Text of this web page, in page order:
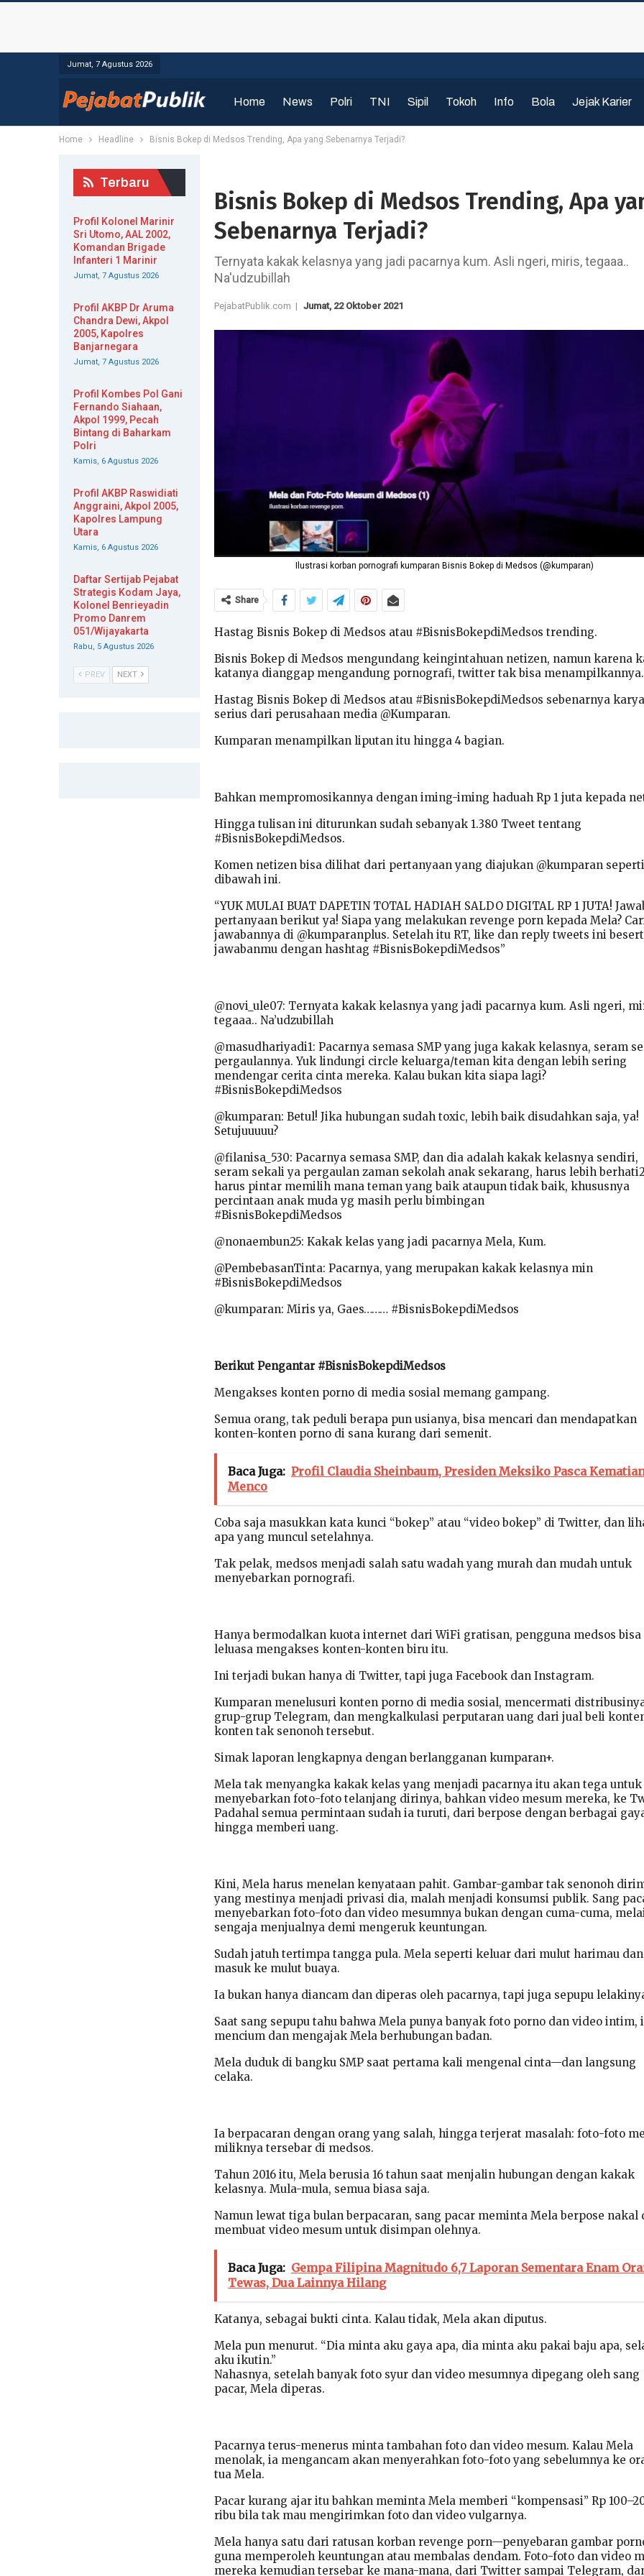
Jumat, 7 Agustus 2026
Home News Polri TNI Sipil Tokoh Info Bola Jejak Karier
Home Headline Bisnis Bokep di Medsos Trending, Apa yang Sebenarnya Terjadi?
Bisnis Bokep di Medsos Trending, Apa
Sebenarnya Terjadi?
Ternyata kakak kelasnya yang jadi pacarnya kum. Asli ngeri, miris, tegaaa..
Na'udzubillah
PejabatPublik.com | Jumat, 22 Oktober 2021
Ilustrasi korban pornografi kumparan Bisnis Bokep di Medsos (@kumparan)
Share
Hastag Bisnis Bokep di Medsos atau #BisnisBokepdiMedsos trending.
Bisnis Bokep di Medsos mengundang keingintahuan netizen, namun karena
katanya dianggap mengandung pornografi, twitter tak bisa menampilkannya.
Hastag Bisnis Bokep di Medsos atau #BisnisBokepdiMedsos sebenarnya karya
serius dari perusahaan media @Kumparan.
Kumparan menampilkan liputan itu hingga 4 bagian.
Bahkan mempromosikannya dengan iming-iming haduah Rp 1 juta kepada
Hingga tulisan ini diturunkan sudah sebanyak 1.380 Tweet tentang
#BisnisBokepdiMedsos.
Komen netizen bisa dilihat dari pertanyaan yang diajukan @kumparan seperti
dibawah ini.
“YUK MULAI BUAT DAPETIN TOTAL HADIAH SALDO DIGITAL RP 1 JUTA!
pertanyaan berikut ya! Siapa yang melakukan revenge porn kepada Mela?
jawabannya di @kumparanplus. Setelah itu RT, like dan reply tweets ini
jawabanmu dengan hashtag #BisnisBokepdiMedsos”
@novi_ule07: Ternyata kakak kelasnya yang jadi pacarnya kum. Asli ngeri,
tegaaa.. Na’udzubillah
@masudhariyadi1: Pacarnya semasa SMP yang juga kakak kelasnya, seram
pergaulannya. Yuk lindungi circle keluarga/teman kita dengan lebih sering
mendengar cerita cinta mereka. Kalau bukan kita siapa lagi?
#BisnisBokepdiMedsos
@kumparan: Betul! Jika hubungan sudah toxic, lebih baik disudahkan saja, ya!
Setujuuuuu?
@filanisa_530: Pacarnya semasa SMP, dan dia adalah kakak kelasnya sendiri,
seram sekali ya pergaulan zaman sekolah anak sekarang, harus lebih
harus pintar memilih mana teman yang baik ataupun tidak baik, khususnya
percintaan anak muda yg masih perlu bimbingan
#BisnisBokepdiMedsos
@nonaembun25: Kakak kelas yang jadi pacarnya Mela, Kum.
@PembebasanTinta: Pacarnya, yang merupakan kakak kelasnya min
#BisnisBokepdiMedsos
@kumparan: Miris ya, Gaes……… #BisnisBokepdiMedsos
Berikut Pengantar #BisnisBokepdiMedsos
Mengakses konten porno di media sosial memang gampang.
Semua orang, tak peduli berapa pun usianya, bisa mencari dan mendapatkan
konten-konten porno di sana kurang dari semenit.
Baca Juga: Profil Claudia Sheinbaum, Presiden Meksiko Pasca
Menco
Coba saja masukkan kata kunci “bokep” atau “video bokep” di Twitter, dan
apa yang muncul setelahnya.
Tak pelak, medsos menjadi salah satu wadah yang murah dan mudah untuk
menyebarkan pornografi.
Hanya bermodalkan kuota internet dari WiFi gratisan, pengguna medsos bisa
leluasa mengakses konten-konten biru itu.
Ini terjadi bukan hanya di Twitter, tapi juga Facebook dan Instagram.
Kumparan menelusuri konten porno di media sosial, mencermati
grup-grup Telegram, dan mengkalkulasi perputaran uang dari jual beli
konten tak senonoh tersebut.
Simak laporan lengkapnya dengan berlangganan kumparan+.
Mela tak menyangka kakak kelas yang menjadi pacarnya itu akan tega untuk
menyebarkan foto-foto telanjang dirinya, bahkan video mesum mereka, ke
Padahal semua permintaan sudah ia turuti, dari berpose dengan berbagai
hingga memberi uang.
Kini, Mela harus menelan kenyataan pahit. Gambar-gambar tak senonoh
yang mestinya menjadi privasi dia, malah menjadi konsumsi publik. Sang
menyebarkan foto-foto dan video mesumnya bukan dengan cuma-cuma,
sengaja menjualnya demi mengeruk keuntungan.
Sudah jatuh tertimpa tangga pula. Mela seperti keluar dari mulut harimau dan
masuk ke mulut buaya.
Ia bukan hanya diancam dan diperas oleh pacarnya, tapi juga sepupu
Saat sang sepupu tahu bahwa Mela punya banyak foto porno dan video intim,
mencium dan mengajak Mela berhubungan badan.
Mela duduk di bangku SMP saat pertama kali mengenal cinta—dan langsung
celaka.
Ia berpacaran dengan orang yang salah, hingga terjerat masalah: foto-foto
miliknya tersebar di medsos.
Tahun 2016 itu, Mela berusia 16 tahun saat menjalin hubungan dengan kakak
kelasnya. Mula-mula, semua biasa saja.
Namun lewat tiga bulan berpacaran, sang pacar meminta Mela berpose nakal
membuat video mesum untuk disimpan olehnya.
Baca Juga: Gempa Filipina Magnitudo 6,7 Laporan Sementara Enam
Tewas, Dua Lainnya Hilang
Katanya, sebagai bukti cinta. Kalau tidak, Mela akan diputus.
Mela pun menurut. “Dia minta aku gaya apa, dia minta aku pakai baju apa,
aku ikutin.”
Nahasnya, setelah banyak foto syur dan video mesumnya dipegang oleh sang
pacar, Mela diperas.
Pacarnya terus-menerus minta tambahan foto dan video mesum. Kalau Mela
menolak, ia mengancam akan menyerahkan foto-foto yang sebelumnya ke
tua Mela.
Pacar kurang ajar itu bahkan meminta Mela memberi “kompensasi” Rp
ribu bila tak mau mengirimkan foto dan video vulgarnya.
Mela hanya satu dari ratusan korban revenge porn—penyebaran gambar
guna memperoleh keuntungan atau membalas dendam. Foto-foto dan video
mereka kemudian tersebar ke mana-mana, dari Twitter sampai Telegram,
Terbaru
Profil Kolonel Marinir
Sri Utomo, AAL 2002,
Komandan Brigade
Infanteri 1 Marinir
Jumat, 7 Agustus 2026
Profil AKBP Dr Aruma
Chandra Dewi, Akpol
2005, Kapolres
Banjarnegara
Jumat, 7 Agustus 2026
Profil Kombes Pol Gani
Fernando Siahaan,
Akpol 1999, Pecah
Bintang di Baharkam
Polri
Kamis, 6 Agustus 2026
Profil AKBP Raswidiati
Anggraini, Akpol 2005,
Kapolres Lampung
Utara
Kamis, 6 Agustus 2026
Daftar Sertijab Pejabat
Strategis Kodam Jaya,
Kolonel Benrieyadin
Promo Danrem
051/Wijayakarta
Rabu, 5 Agustus 2026
PREV NEXT